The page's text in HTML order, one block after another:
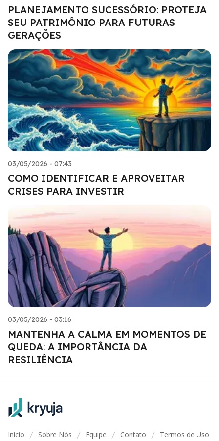
PLANEJAMENTO SUCESSÓRIO: PROTEJA
SEU PATRIMÔNIO PARA FUTURAS
GERAÇÕES
03/05/2026 - 07:43
COMO IDENTIFICAR E APROVEITAR
CRISES PARA INVESTIR
03/05/2026 - 03:16
MANTENHA A CALMA EM MOMENTOS DE
QUEDA: A IMPORTÂNCIA DA
RESILIÊNCIA
Início / Sobre Nós / Equipe / Contato / Termos de Uso